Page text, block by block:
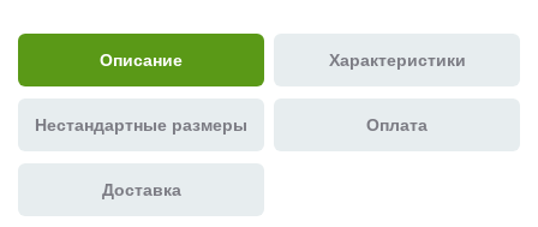
Описание Характеристики
Нестандартные размеры Оплата
Доставка